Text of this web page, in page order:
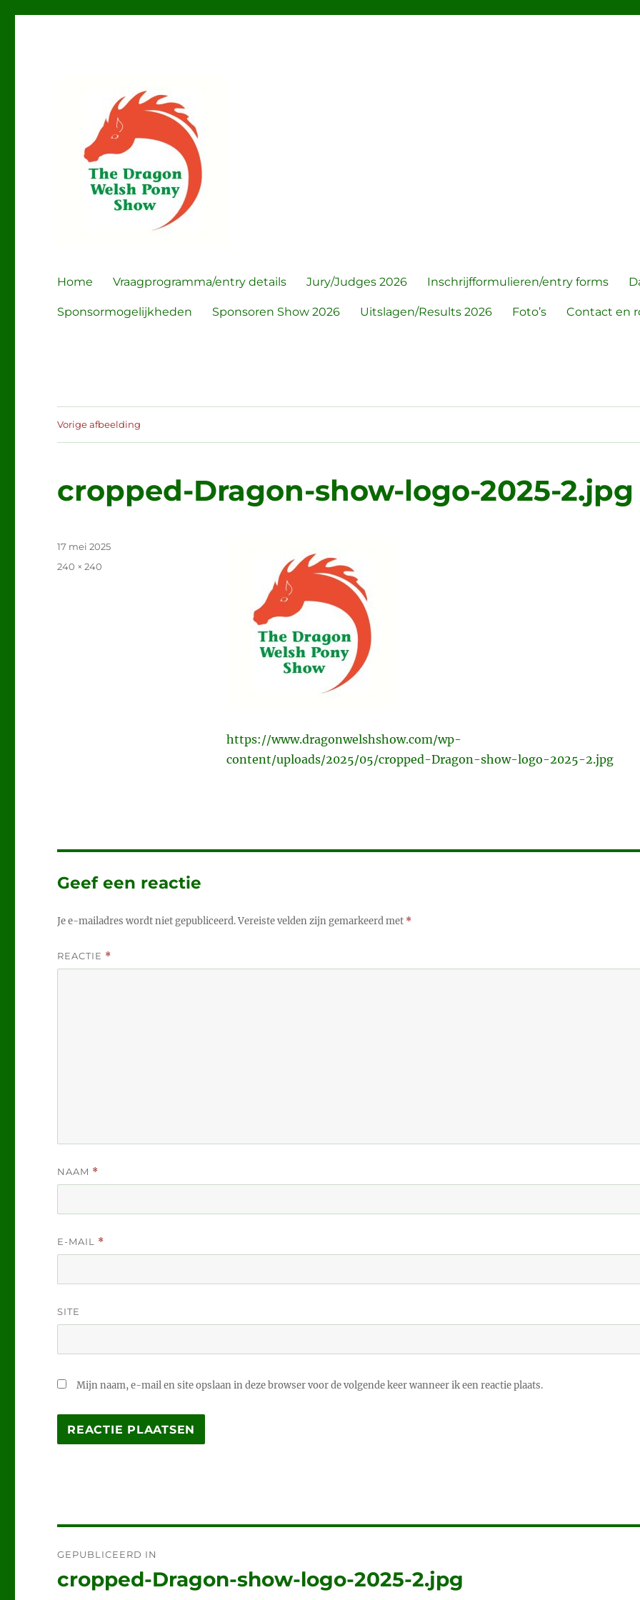
Home Vraagprogramma/entry details Jury/Judges 2026 Inschrijfformulieren/entry forms
Sponsormogelijkheden Sponsoren Show 2026 Uitslagen/Results 2026 Foto’s Contact en
Vorige afbeelding
cropped-Dragon-show-logo-2025-2.jpg
https://www.dragonwelshshow.com/wp-
content/uploads/2025/05/cropped-Dragon-show-logo-2025-2.jpg
Geplaatst
17 mei 2025
Volledige
240 × 240
Geef een reactie
Je e-mailadres wordt niet gepubliceerd.Vereiste velden zijn gemarkeerd met *
REACTIE *
NAAM *
E-MAIL *
SITE
Mijn naam, e-mail en site opslaan in deze browser voor de volgende keer wanneer ik een reactie plaats.
navigatie
GEPUBLICEERD IN
cropped-Dragon-show-logo-2025-2.jpg